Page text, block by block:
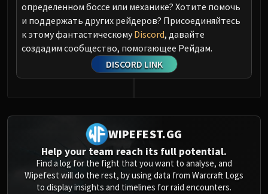
определенном боссе или механике? Хотите помочь
и поддержать других рейдеров? Присоединяйтесь
к этому фантастическомуDiscord, давайте
создадим сообщество, помогающее Рейдам.
DISCORD LINK
WIPEFEST.GG
Help your team reach its full potential.
Find a log for the fight that you want to analyse, and
Wipefest will do the rest, by using data from Warcraft Logs
to display insights and timelines for raid encounters.